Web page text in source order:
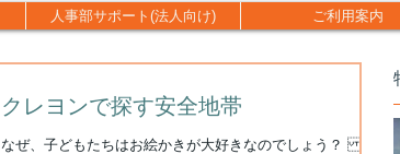
人事部サポート(法人向け) ご利用案内
クレヨンで探す安全地帯
なぜ、子どもたちはお絵かきが大好きなのでしょう？ 絵